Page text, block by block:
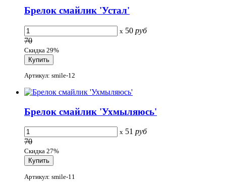
Брелок смайлик 'Устал'
x 50 руб
70
Скидка 29%
Артикул: smile-12
Брелок смайлик 'Ухмыляюсь'
x 51 руб
70
Скидка 27%
Артикул: smile-11